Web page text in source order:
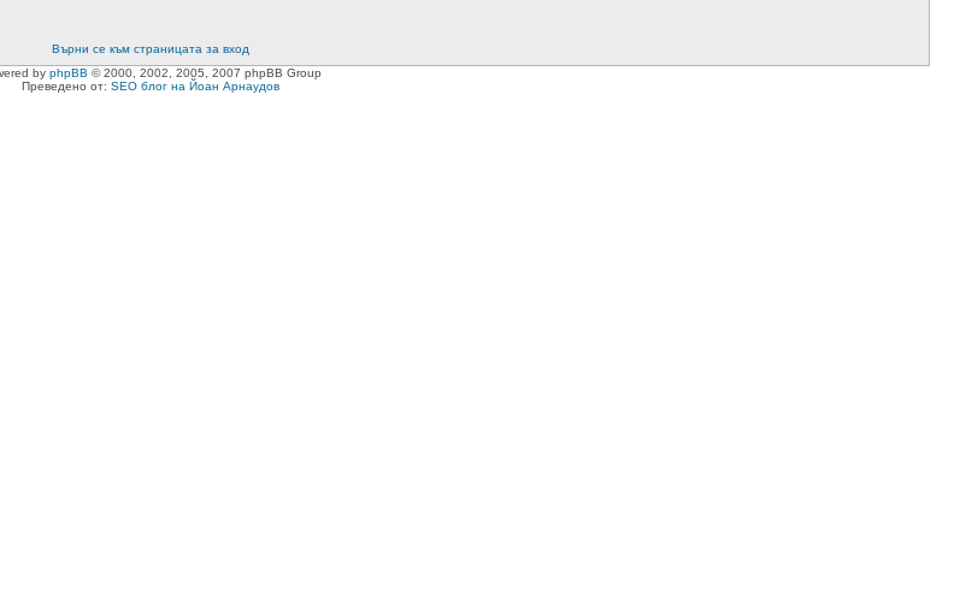
Върни се към страницата за вход
by phpBB © 2000, 2002, 2005, 2007 phpBB Group
Преведено от: SEO блог на Йоан Арнаудов